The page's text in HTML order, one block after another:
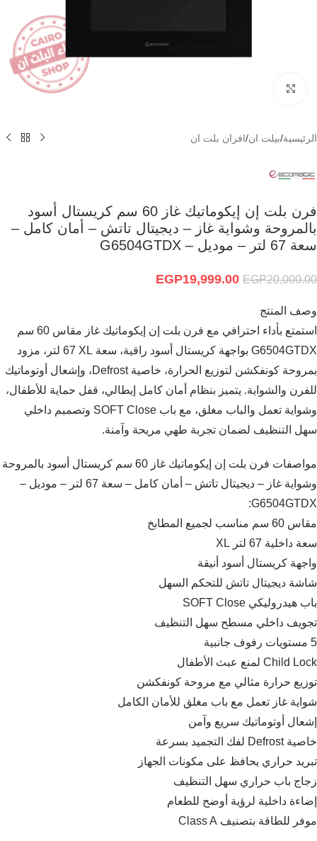
الرئيسية/بيلت ان/افران بلت ان
فرن بلت إن إيكوماتيك غاز 60 سم كريستال أسود
بالمروحة وشواية غاز – ديجيتال تاتش – أمان كامل –
سعة 67 لتر – موديل – G6504GTDX
EGP20,000.00
EGP19,999.00
وصف المنتج
استمتع بأداء احترافي مع فرن بلت إن إيكوماتيك غاز مقاس 60 سم
G6504GTDX بواجهة كريستال أسود راقية، سعة XL ‏67 لتر، مزود
بمروحة كونفكشن لتوزيع الحرارة، خاصية Defrost، وإشعال أوتوماتيك
للفرن والشواية. يتميز بنظام أمان كامل إيطالي، قفل حماية للأطفال،
وشواية تعمل والباب مغلق، مع باب SOFT Close وتصميم داخلي
سهل التنظيف لضمان تجربة طهي مريحة وآمنة.
مواصفات فرن بلت إن إيكوماتيك غاز 60 سم كريستال أسود بالمروحة
وشواية غاز – ديجيتال تاتش – أمان كامل – سعة 67 لتر – موديل –
G6504GTDX:
مقاس 60 سم مناسب لجميع المطابخ
سعة داخلية 67 لتر XL
واجهة كريستال أسود أنيقة
شاشة ديجيتال تاتش للتحكم السهل
باب هيدروليكي SOFT Close
تجويف داخلي مسطح سهل التنظيف
5 مستويات رفوف جانبية
Child Lock لمنع عبث الأطفال
توزيع حرارة مثالي مع مروحة كونفكشن
شواية غاز تعمل مع باب مغلق للأمان الكامل
إشعال أوتوماتيك سريع وآمن
خاصية Defrost لفك التجميد بسرعة
تبريد حراري يحافظ على مكونات الجهاز
زجاج باب حراري سهل التنظيف
إضاءة داخلية لرؤية أوضح للطعام
موفر للطاقة بتصنيف Class A